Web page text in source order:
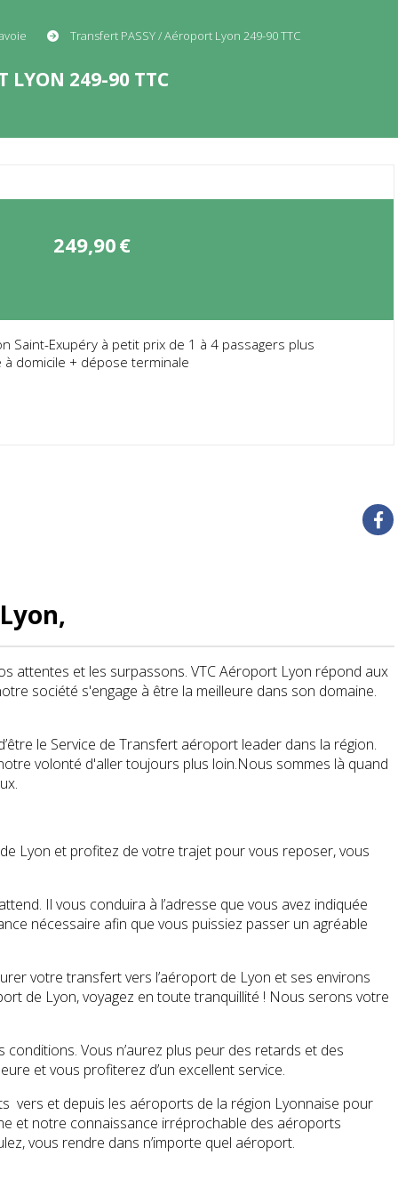
Transfert PASSY / Aéroport Lyon 249-90 TTC
LYON 249-90 TTC
249,90€
Saint-Exupéry à petit prix de 1 à 4 passagers plus
à domicile + dépose terminale
attentes et les surpassons. VTC Aéroport Lyon répond aux
société s'engage à être la meilleure dans son domaine.
le Service de Transfert aéroport leader dans la région.
volonté d'aller toujours plus loin.Nous sommes là quand
Lyon et profitez de votre trajet pour vous reposer, vous
Il vous conduira à l’adresse que vous avez indiquée
nécessaire afin que vous puissiez passer un agréable
votre transfert vers l’aéroport de Lyon et ses environs
de Lyon, voyagez en toute tranquillité ! Nous serons votre
Vous n’aurez plus peur des retards et des
et vous profiterez d’un excellent service.
vers et depuis les aéroports de la région Lyonnaise pour
et notre connaissance irréprochable des aéroports
vous rendre dans n’importe quel aéroport.